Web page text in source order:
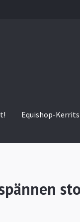
Equishop-